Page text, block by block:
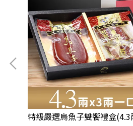
特級嚴選烏魚子雙饗禮盒